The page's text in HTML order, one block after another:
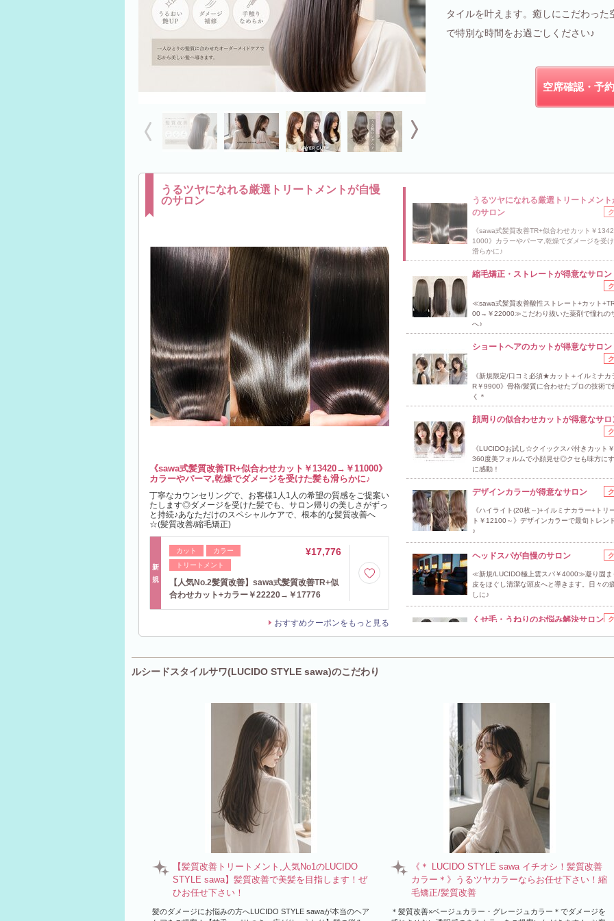
タイルを叶えます。癒しにこだわった
で特別な時間をお過ごしください♪
空席確認・予
うるツヤになれる厳選トリートメントが自慢
のサロン
《sawa式髪質改善TR+似合わせカット￥13420→￥11000》
カラーやパーマ,乾燥でダメージを受けた髪も滑らかに♪
丁寧なカウンセリングで、お客様1人1人の希望の質感をご提案い
たします◎ダメージを受けた髪でも、サロン帰りの美しさがずっ
と持続♪あなただけのスペシャルケアで、根本的な髪質改善へ
☆(髪質改善/縮毛矯正)
新
規
カット
カラー
トリートメント
¥17,776
【人気No.2髪質改善】sawa式髪質改善TR+似
合わせカット+カラー￥22220→￥17776
おすすめクーポンをもっと見る
うるツヤになれる厳選トリートメント
のサロン
《sawa式髪質改善TR+似合わせカット￥
1000》カラーやパーマ,乾燥でダメージを受
滑らかに♪
縮毛矯正・ストレートが得意なサロン
≪sawa式髪質改善酸性ストレート+カット
00→￥22000≫こだわり抜いた薬剤で憧れの
へ♪
ショートヘアのカットが得意なサロン
《新規限定/口コミ必須★カット＋イルミナカ
R￥9900》骨格/髪質に合わせたプロの技術で
く＊
顔周りの似合わせカットが得意なサロ
《LUCIDOお試し☆クイックスパ付きカット
360度美フォルムで小顔見せ◎クセも味方に
に感動！
デザインカラーが得意なサロン
《ハイライト(20枚～)+イルミナカラー+トリ
ト￥12100～》デザインカラーで最旬トレン
♪
ヘッドスパが自慢のサロン
≪新規/LUCIDO極上雲スパ￥4000≫凝り固ま
皮をほぐし清潔な頭皮へと導きます。日々の
しに♪
くせ毛・うねりのお悩み解決サロン
気になるうねりを根本から改善◎髪質改善×
ルシードスタイルサワ(LUCIDO STYLE sawa)のこだわり
【髪質改善トリートメント,人気No1のLUCIDO
STYLE sawa】髪質改善で美髪を目指します！ぜ
ひお任せ下さい！
髪のダメージにお悩みの方へLUCIDO STYLE sawaが本当のヘア
《＊ LUCIDO STYLE sawa イチオシ！髪質改善
カラー＊》うるツヤカラーならお任せ下さい！縮
毛矯正/髪質改善
＊髪質改善×ベージュカラー・グレージュカラー＊でダメージを